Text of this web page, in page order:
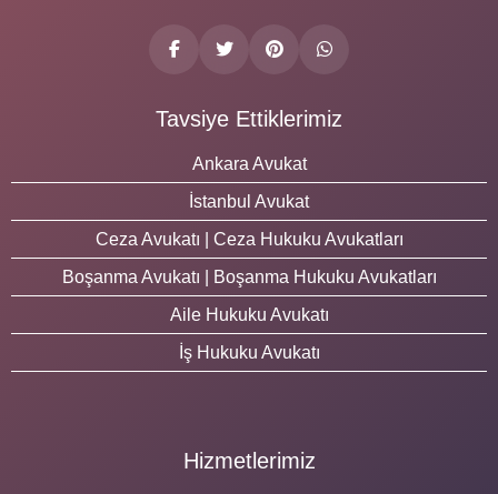
Tavsiye Ettiklerimiz
Ankara Avukat
İstanbul Avukat
Ceza Avukatı | Ceza Hukuku Avukatları
Boşanma Avukatı | Boşanma Hukuku Avukatları
Aile Hukuku Avukatı
İş Hukuku Avukatı
Hizmetlerimiz